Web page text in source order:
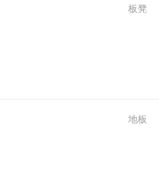
板凳
地板